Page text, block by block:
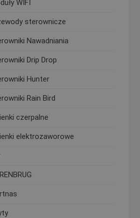
WIFI
sterownicze
Nawadniania
Drip Drop
Hunter
Rain Bird
czerpalne
elektrozaworowe